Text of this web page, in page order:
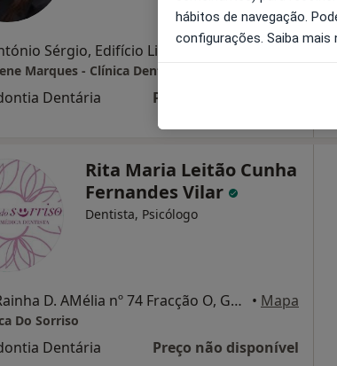
R. António Sérgio, Edifício Liberal 1º F e G, Guarda
Marques - Clínica Dentária Guarda
Dentária Preço não disponível
Rita Maria Leitão Cunha
Fernandes Vilar
Dentista, Psicólogo
Av. Rainha D. AMélia nº 74 Fracção O, Guarda • Mapa
Do Sorriso
Dentária Preço não disponível
hábitos de navegação.
configurações. Saiba mais